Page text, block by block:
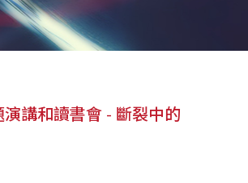
演講和讀書會 - 斷裂中的